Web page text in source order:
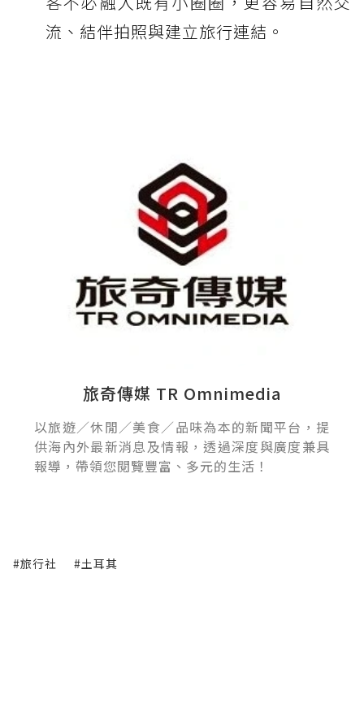
流、結伴拍照與建立旅行連結。
旅奇傳媒 TR Omnimedia
以旅遊／休閒／美食／品味為本的新聞平台，提
供海內外最新消息及情報，透過深度與廣度兼具
報導，帶領您閱覽豐富、多元的生活！
#旅行社 #土耳其